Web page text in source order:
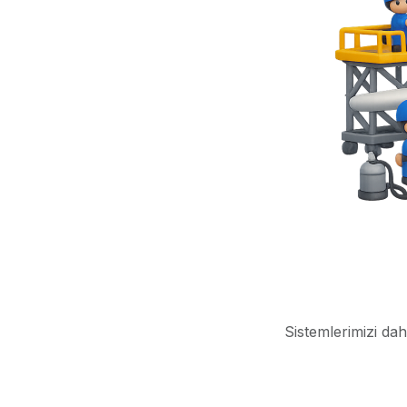
Sistemlerimizi